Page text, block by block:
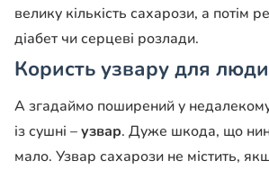
велику кількість сахарози, а потім
діабет чи серцеві розлади.
Користь узвару для
А згадаймо поширений у
із сушні –узвар. Дуже шкода, що
мало. Узвар сахарози не містить,